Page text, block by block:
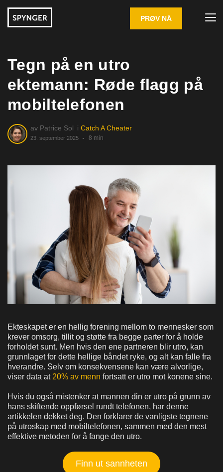
PRØV NÅ
Tegn på en utro
ektemann: Røde flagg på
mobiltelefonen
av Patrice Sol i Catch A Cheater
23. september 2025 8 min
Ekteskapet er en hellig forening mellom to mennesker som
krever omsorg, tillit og støtte fra begge parter for å holde
forholdet sunt. Men hvis den ene partneren blir utro, kan
grunnlaget for dette hellige båndet ryke, og alt kan falle fra
hverandre. Selv om konsekvensene kan være alvorlige,
viser data at20% av menn fortsatt er utro mot konene sine.
Hvis du også mistenker at mannen din er utro på grunn av
hans skiftende oppførsel rundt telefonen, har denne
artikkelen dekket deg. Den forklarer de vanligste tegnene
på utroskap med mobiltelefonen, sammen med den mest
effektive metoden for å fange den utro.
Finn ut sannheten